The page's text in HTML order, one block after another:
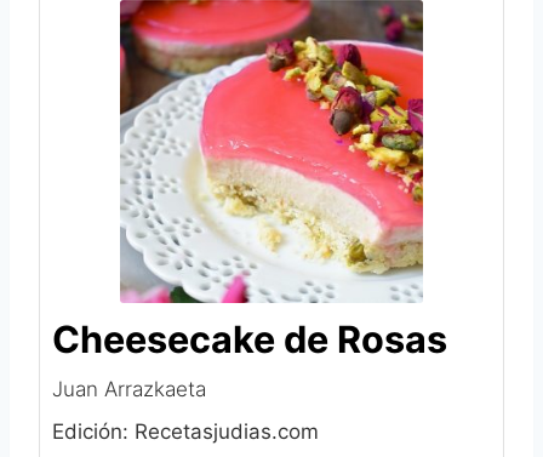
Cheesecake de Rosas
Juan Arrazkaeta
Edición: Recetasjudias.com